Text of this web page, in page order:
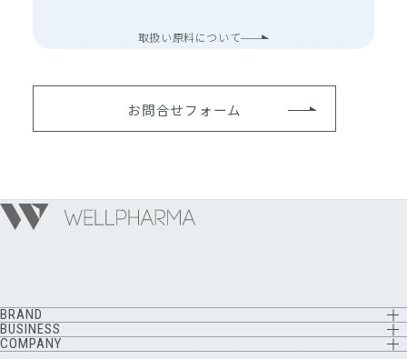
取扱い原料について
お問合せフォーム
BRAND
BOTANIQUE
fuwari
BUSINESS
卸取引希望の事業者様
COMPANY